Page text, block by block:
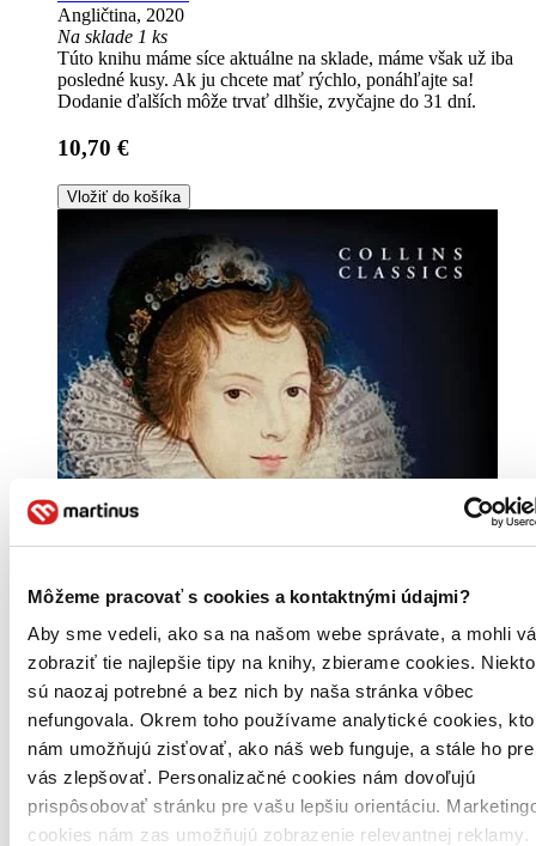
Môžeme pracovať s cookies a kontaktnými údajmi?
Aby sme vedeli, ako sa na našom webe správate, a mohli
zobraziť tie najlepšie tipy na knihy, zbierame cookies.
sú naozaj potrebné a bez nich by naša stránka vôbec
nefungovala. Okrem toho používame analytické cookies,
nám umožňujú zisťovať, ako náš web funguje, a stále ho pre
vás zlepšovať. Personalizačné cookies nám dovoľujú
prispôsobovať stránku pre vašu lepšiu orientáciu.
cookies nám zas umožňujú zobrazenie relevantnej reklamy.
Angličtina, 2020
Na sklade 1 ks
Túto knihu máme síce aktuálne na sklade, máme však už iba
posledné kusy. Ak ju chcete mať rýchlo, ponáhľajte sa!
Dodanie ďalších môže trvať dlhšie, zvyčajne do 31 dní.
10,70 €
Vložiť do košíka